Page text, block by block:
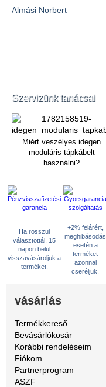
Almási Norbert
Szervizünk tanácsai
Miért veszélyes idegen
moduláris tápkábelt
használni?
Ha rosszul
választottál, 15
napon belül
visszavásároljuk a
terméket.
+2% felárért,
meghibásodás
esetén a
terméket
azonnal
cseréljük.
vásárlás
Termékkereső
Bevásárlókosár
Korábbi rendeléseim
Fiókom
Partnerprogram
ASZF